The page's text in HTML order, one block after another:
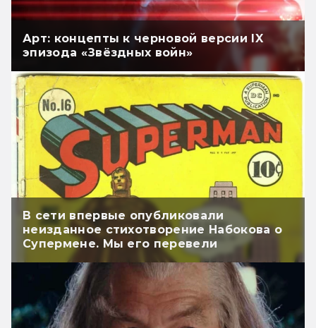
Арт: концепты к черновой версии IX
эпизода «Звёздных войн»
В сети впервые опубликовали
неизданное стихотворение Набокова о
Супермене. Мы его перевели